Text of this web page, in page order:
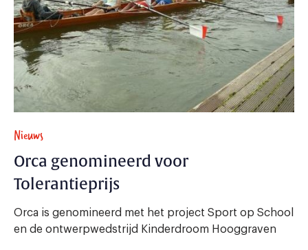
Nieuws
Orca genomineerd voor
Tolerantieprijs
Orca is genomineerd met het project Sport op School
en de ontwerpwedstrijd Kinderdroom Hooggraven